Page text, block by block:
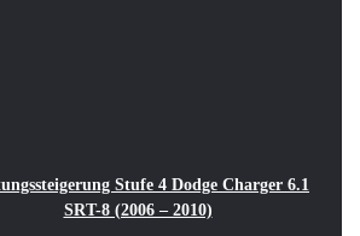
Stufe 4 Dodge Charger 6.1
SRT-8 (2006 – 2010)